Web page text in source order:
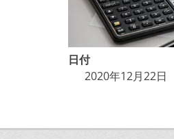
日付
2020年12月22日